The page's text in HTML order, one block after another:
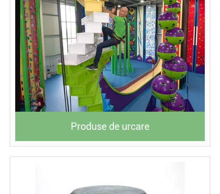
Produse de urcare